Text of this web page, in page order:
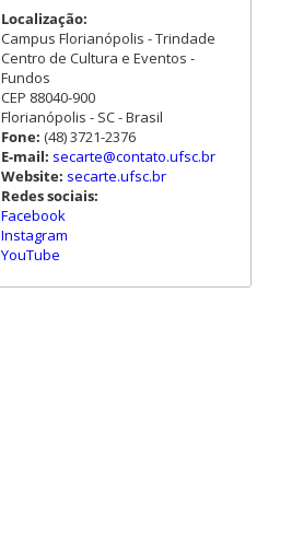
Localização:
Campus Florianópolis - Trindade
Centro de Cultura e Eventos -
Fundos
CEP 88040-900
Florianópolis - SC - Brasil
Fone: (48) 3721-2376
E-mail: secarte@contato.ufsc.br
Website: secarte.ufsc.br
Redes sociais:
Facebook
Instagram
YouTube